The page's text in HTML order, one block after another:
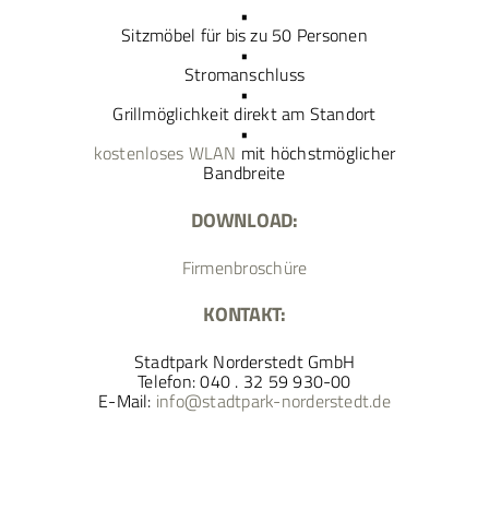
•
Sitzmöbel für bis zu 50 Personen
•
Stromanschluss
•
Grillmöglichkeit direkt am Standort
•
kostenloses WLAN mit höchstmöglicher
Bandbreite
DOWNLOAD:
Firmenbroschüre
KONTAKT:
Stadtpark Norderstedt GmbH
Telefon: 040 . 32 59 930-00
E-Mail: info@stadtpark-norderstedt.de